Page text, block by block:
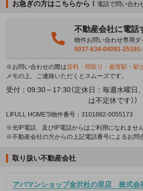
お急ぎの方はこちらから！ 電話で問い合わ
不動産会社に電話
物件お問い合わせ専用ダ
0037-634-04091-
※お問い合わせの際は賃料・間取り・最寄駅・駅
メモの上、ご連絡いただくとスムーズです。
受付：09:30～17:30（定休日：毎週水曜日
は不定休です））
LIFULL HOME'S物件番号：3101882-0055173
※光IP電話、及びIP電話からはご利用になれません
※不動産会社の方からの上記電話番号によるお問
取り扱い不動産会社
アパマンショップ金沢杜の里店 株式会